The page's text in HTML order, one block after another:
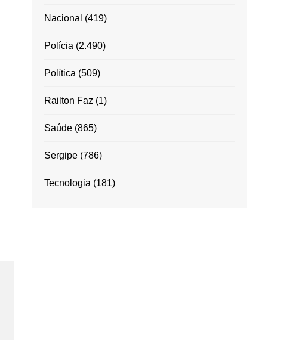
Nacional (419)
Polícia (2.490)
Política (509)
Railton Faz (1)
Saúde (865)
Sergipe (786)
Tecnologia (181)